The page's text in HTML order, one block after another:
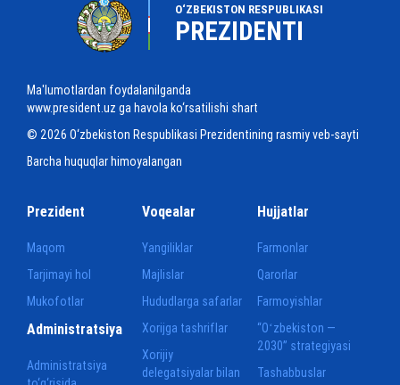
O‘ZBEKISTON RESPUBLIKASI
PREZIDENTI
Ma'lumotlardan foydalanilganda
www.president.uz ga havola ko‘rsatilishi shart
© 2026 O‘zbekiston Respublikasi Prezidentining rasmiy veb-sayti
Barcha huquqlar himoyalangan
Prezident
Maqom
Tarjimayi hol
Mukofotlar
Voqealar
Yangiliklar
Majlislar
Hududlarga safarlar
Xorijga tashriflar
Xorijiy
delegatsiyalar bilan
Hujjatlar
Farmonlar
Qarorlar
Farmoyishlar
“Oʻzbekiston —
2030” strategiyasi
Tashabbuslar
Administratsiya
Administratsiya